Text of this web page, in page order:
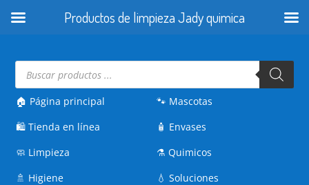
Búsqueda
productos
🏠 Página principal
🛍️Tienda en línea
🧼 Limpieza
🚿 Higiene
🐾 Mascotas
🧴 Envases
⚗️Quimicos
💧Soluciones
Productos de limpieza Jady quimica